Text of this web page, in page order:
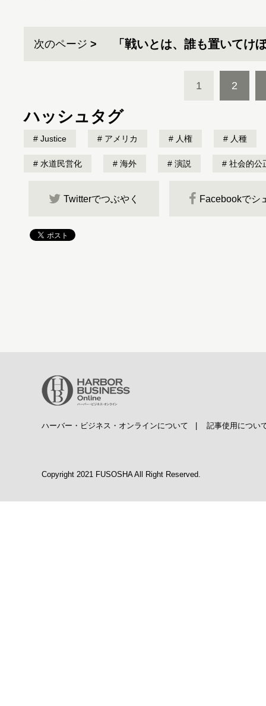
次のページ 「戦いとは、誰も置いてけ
1 2
ハッシュタグ
Justice アメリカ 人権 人種
水道民営化 海外 演説 社会的公
Twitterでつぶやく Facebookでシ
ハーバー・ビジネス・オンラインについて 記事使用につい
Copyright 2021 FUSOSHA All Right Reserved.